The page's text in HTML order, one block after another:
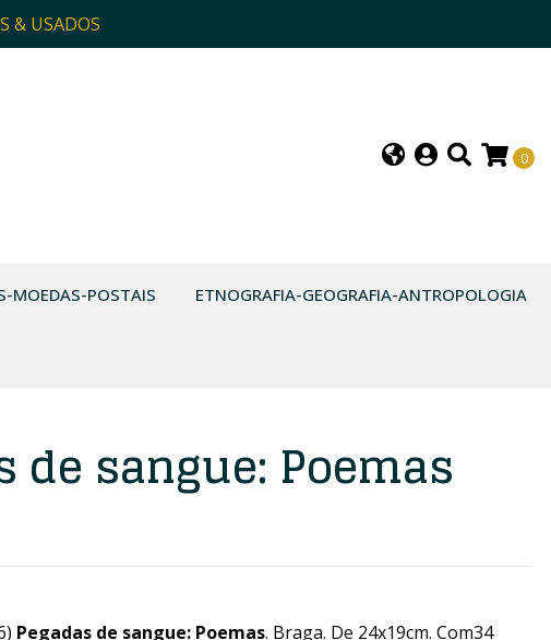
& USADOS
0
MOEDAS-POSTAIS ETNOGRAFIA-GEOGRAFIA-ANTROPOLOGIA
de sangue: Poemas
Pegadas de sangue: Poemas. Braga. De 24x19cm. Com34